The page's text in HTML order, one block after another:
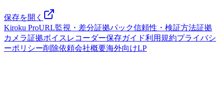
保存を開く
Kiroku ProURL監視・差分証拠パック信頼性・検証方法証拠
カメラ証拠ボイスレコーダー保存ガイド利用規約プライバシ
ーポリシー削除依頼会社概要海外向けLP